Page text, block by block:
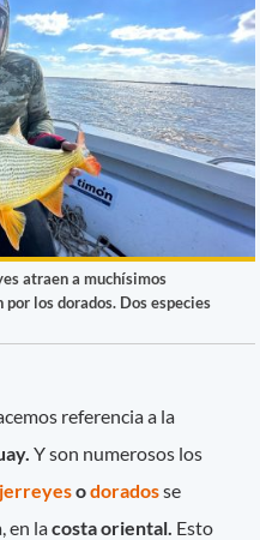
atraen a muchísimos
los dorados. Dos especies
referencia a la
Y son numerosos los
odoradosse
en lacosta oriental. Esto